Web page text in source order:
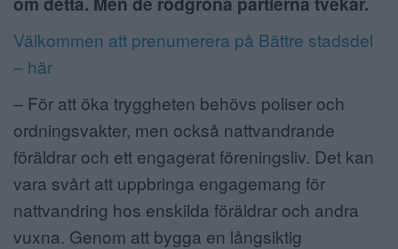
Välkommen att prenumerera på Bättre stadsdel
– här
– För att öka tryggheten behövs poliser och
ordningsvakter, men också nattvandrande
föräldrar och ett engagerat föreningsliv. Det kan
vara svårt att uppbringa engagemang för
nattvandring hos enskilda föräldrar och andra
vuxna. Genom att bygga en långsiktig